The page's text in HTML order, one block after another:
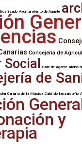
Ayuntamiento de Agaete
Consejería de
Café de Agaete
de
Canario de la Música Cabildo lanzaroteño
y